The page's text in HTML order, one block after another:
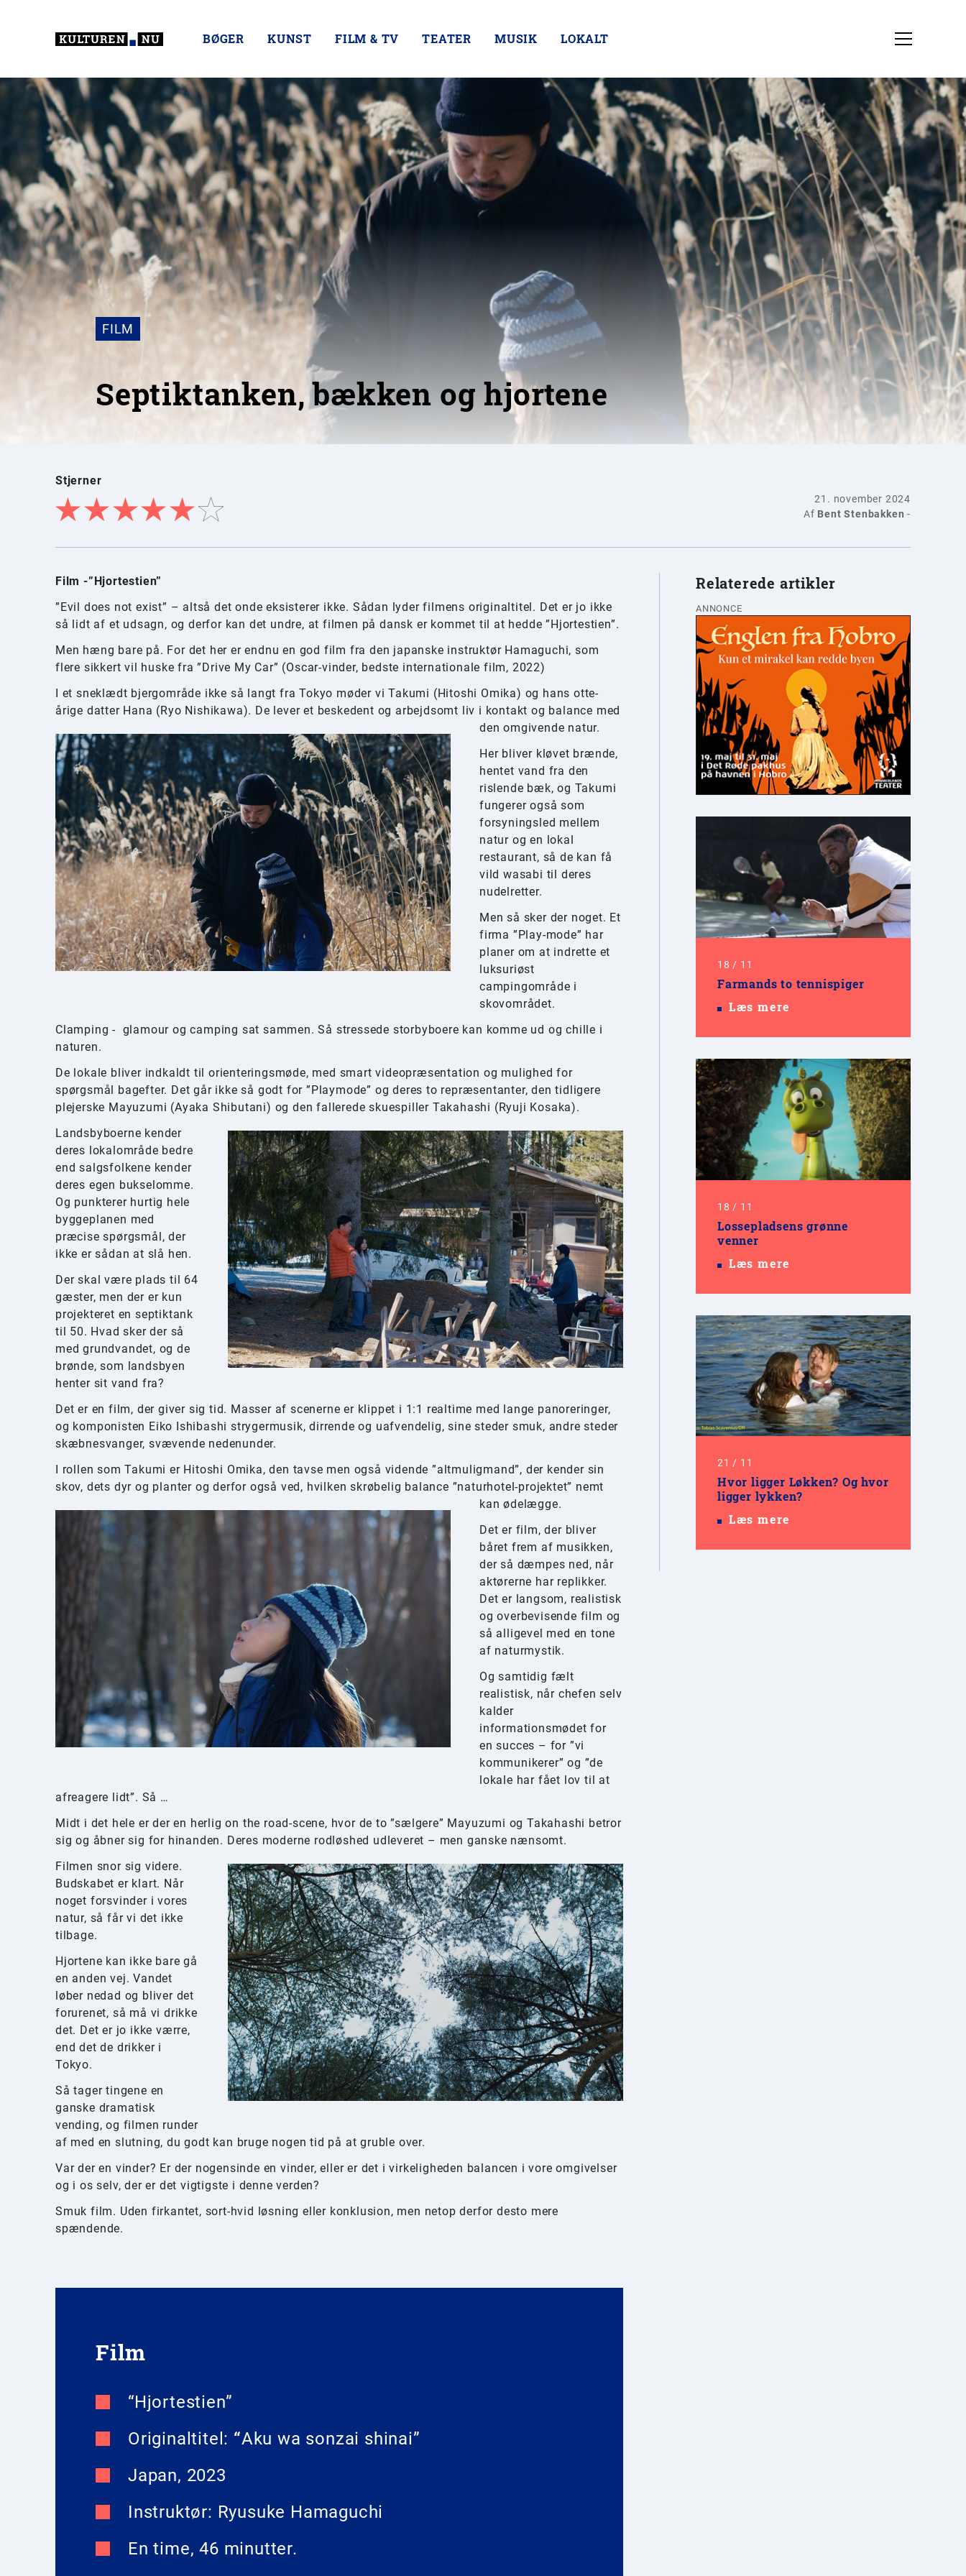
BØGER KUNST FILM & TV TEATER MUSIK LOKALT
FILM
Septiktanken, bækken og hjortene
Stjerner
21. november 2024
Af Bent Stenbakken -
Film -”Hjortestien”
”Evil does not exist” – altså det onde eksisterer ikke. Sådan lyder filmens originaltitel. Det er jo ikke
så lidt af et udsagn, og derfor kan det undre, at filmen på dansk er kommet til at hedde ”Hjortestien”.
Men hæng bare på. For det her er endnu en god film fra den japanske instruktør Hamaguchi, som
flere sikkert vil huske fra ”Drive My Car” (Oscar-vinder, bedste internationale film, 2022)
I et sneklædt bjergområde ikke så langt fra Tokyo møder vi Takumi (Hitoshi Omika) og hans otte-
årige datter Hana (Ryo Nishikawa). De lever et beskedent og arbejdsomt liv i kontakt og balance med
den omgivende natur.
Her bliver kløvet brænde,
hentet vand fra den
rislende bæk, og Takumi
fungerer også som
forsyningsled mellem
natur og en lokal
restaurant, så de kan få
vild wasabi til deres
nudelretter.
Men så sker der noget. Et
firma ”Play-mode” har
planer om at indrette et
luksuriøst
campingområde i
skovområdet.
Clamping - glamour og camping sat sammen. Så stressede storbyboere kan komme ud og chille i
naturen.
De lokale bliver indkaldt til orienteringsmøde, med smart videopræsentation og mulighed for
spørgsmål bagefter. Det går ikke så godt for ”Playmode” og deres to repræsentanter, den tidligere
plejerske Mayuzumi (Ayaka Shibutani) og den fallerede skuespiller Takahashi (Ryuji Kosaka).
Landsbyboerne kender
deres lokalområde bedre
end salgsfolkene kender
deres egen bukselomme.
Og punkterer hurtig hele
byggeplanen med
præcise spørgsmål, der
ikke er sådan at slå hen.
Der skal være plads til 64
gæster, men der er kun
projekteret en septiktank
til 50. Hvad sker der så
med grundvandet, og de
brønde, som landsbyen
henter sit vand fra?
Det er en film, der giver sig tid. Masser af scenerne er klippet i 1:1 realtime med lange panoreringer,
og komponisten Eiko Ishibashi strygermusik, dirrende og uafvendelig, sine steder smuk, andre steder
skæbnesvanger, svævende nedenunder.
I rollen som Takumi er Hitoshi Omika, den tavse men også vidende ”altmuligmand”, der kender sin
skov, dets dyr og planter og derfor også ved, hvilken skrøbelig balance ”naturhotel-projektet” nemt
kan ødelægge.
Det er film, der bliver
båret frem af musikken,
der så dæmpes ned, når
aktørerne har replikker.
Det er langsom, realistisk
og overbevisende film og
så alligevel med en tone
af naturmystik.
Og samtidig fælt
realistisk, når chefen selv
kalder
informationsmødet for
en succes – for ”vi
kommunikerer” og ”de
lokale har fået lov til at
afreagere lidt”. Så …
Midt i det hele er der en herlig on the road-scene, hvor de to ”sælgere” Mayuzumi og Takahashi betror
sig og åbner sig for hinanden. Deres moderne rodløshed udleveret – men ganske nænsomt.
Filmen snor sig videre.
Budskabet er klart. Når
noget forsvinder i vores
natur, så får vi det ikke
tilbage.
Hjortene kan ikke bare gå
en anden vej. Vandet
løber nedad og bliver det
forurenet, så må vi drikke
det. Det er jo ikke værre,
end det de drikker i
Tokyo.
Så tager tingene en
ganske dramatisk
vending, og filmen runder
af med en slutning, du godt kan bruge nogen tid på at gruble over.
Var der en vinder? Er der nogensinde en vinder, eller er det i virkeligheden balancen i vore omgivelser
og i os selv, der er det vigtigste i denne verden?
Smuk film. Uden firkantet, sort-hvid løsning eller konklusion, men netop derfor desto mere
spændende.
Film
“Hjortestien”
Originaltitel: “Aku wa sonzai shinai”
Japan, 2023
Instruktør: Ryusuke Hamaguchi
En time, 46 minutter.
Relaterede artikler
ANNONCE
18 / 11
Farmands to tennispiger
Læs mere
18 / 11
Lossepladsens grønne
venner
Læs mere
21 / 11
Hvor ligger Løkken? Og hvor
ligger lykken?
Læs mere